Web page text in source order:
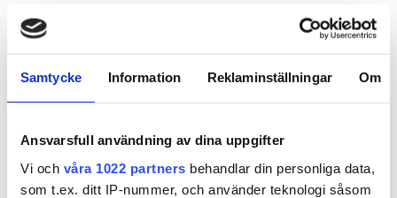
Samtycke Information Reklaminställningar Om
Ansvarsfull användning av dina uppgifter
Vi och våra 1022 partners behandlar din personliga data,
som t.ex. ditt IP-nummer, och använder teknologi såsom
Beige
Sandy Brown Balayage
7BN/10B
Balayage Balayage T6
Dark Mix Balayage 1N/4B
2 250,00 kr
Finns i lager
LÄGG I VARUKORGEN